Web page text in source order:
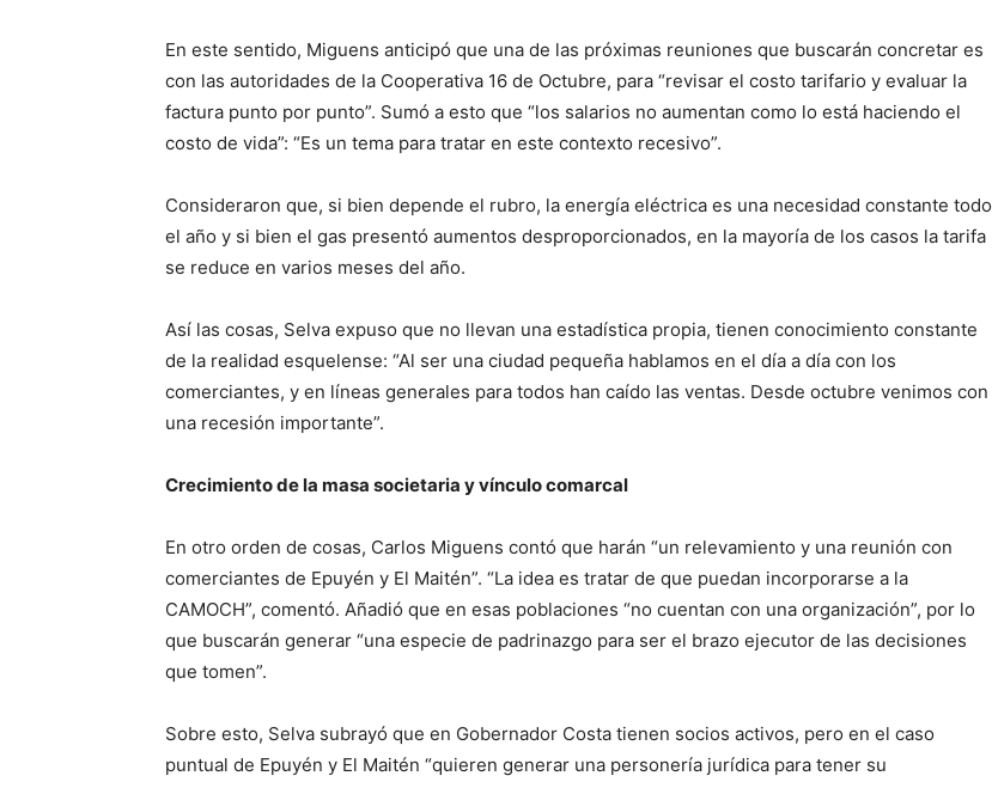
En este sentido, Miguens anticipó que una de las próximas reuniones que buscarán concretar es
con las autoridades de la Cooperativa 16 de Octubre, para “revisar el costo tarifario y evaluar la
factura punto por punto”. Sumó a esto que “los salarios no aumentan como lo está haciendo el
costo de vida”: “Es un tema para tratar en este contexto recesivo”.
Consideraron que, si bien depende el rubro, la energía eléctrica es una necesidad constante todo
el año y si bien el gas presentó aumentos desproporcionados, en la mayoría de los casos la tarifa
se reduce en varios meses del año.
Así las cosas, Selva expuso que no llevan una estadística propia, tienen conocimiento constante
de la realidad esquelense: “Al ser una ciudad pequeña hablamos en el día a día con los
comerciantes, y en líneas generales para todos han caído las ventas. Desde octubre venimos con
una recesión importante”.
Crecimiento de la masa societaria y vínculo comarcal
En otro orden de cosas, Carlos Miguens contó que harán “un relevamiento y una reunión con
comerciantes de Epuyén y El Maitén”. “La idea es tratar de que puedan incorporarse a la
CAMOCH”, comentó. Añadió que en esas poblaciones “no cuentan con una organización”, por lo
que buscarán generar “una especie de padrinazgo para ser el brazo ejecutor de las decisiones
que tomen”.
Sobre esto, Selva subrayó que en Gobernador Costa tienen socios activos, pero en el caso
puntual de Epuyén y El Maitén “quieren generar una personería jurídica para tener su